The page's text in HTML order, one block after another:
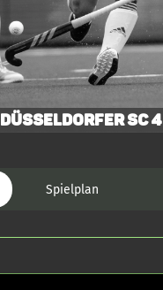
Düsseldorfer SC 4
Spielplan